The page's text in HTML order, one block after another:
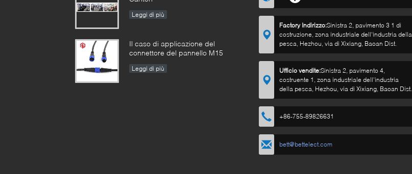
Leggi di più
Il caso di applicazione del
connettore del pannello M15
Leggi di più
Factory Indirizzo:Sinistra 2, pavimento 3 1 di
costruzione, zona industriale dell'industria della
pesca, Hezhou, via di Xixiang, Baoan Dist.
Ufficio vendite:Sinistra 2, pavimento 4,
costruente 1, zona industriale dell'industria
della pesca, Hezhou, via di Xixiang, Baoan Dist.
+86-755-89826631
bett@bettelect.com